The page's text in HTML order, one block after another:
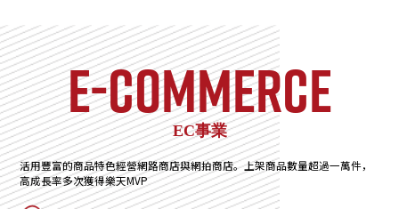
E-commerce
EC事業
活用豐富的商品特色經營網路商店與網拍商店。上架商品數量超過一萬件，
高成長率多次獲得樂天MVP